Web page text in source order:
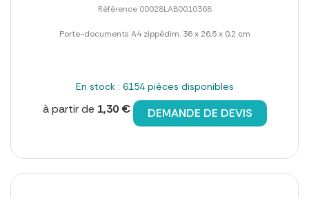
Référence 00028LAB0010368
Porte-documents A4 zippédim. 36 x 26,5 x 0,2 cm
En stock : 6154 pièces disponibles
à partir de 1,30 € DEMANDE DE DEVIS